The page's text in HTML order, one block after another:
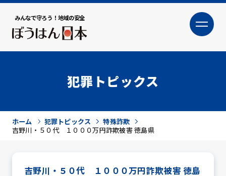
みんなで守ろう！地域の安全
大
犯罪トピックス
ホーム 犯罪トピックス
特殊詐欺
吉野川・５０代 １０００万円詐欺被害 徳島県
吉野川・５０代 １０００万円詐欺被害 徳島